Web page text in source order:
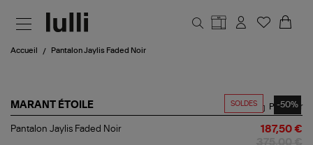
Accueil Pantalon Jaylis Faded Noir
SOLDES -50%
MARANT ÉTOILE
Pantalon
Partager
Pantalon Jaylis Faded Noir 187,50 €